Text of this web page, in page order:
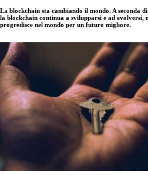
La blockchain sta cambiando il mondo. A seconda
la blockchain continua a svilupparsi e ad evolversi,
progredisce nel mondo per un futuro migliore.